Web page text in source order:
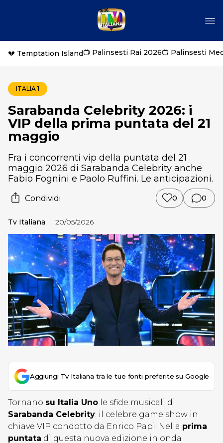
💔 Temptation Island📺 Palinsesti Rai 2026📺 Palinsesti
ITALIA 1
Sarabanda Celebrity 2026: i
VIP della prima puntata del 21
maggio
Fra i concorrenti vip della puntata del 21
maggio 2026 di Sarabanda Celebrity anche
Fabio Fognini e Paolo Ruffini. Le anticipazioni.
Condividi 0 0
Tv Italiana 20/05/2026
Aggiungi Tv Italiana tra le tue fonti preferite su Google
Tornano su Italia Uno le sfide musicali di
Sarabanda Celebrity: il celebre game show in
chiave VIP condotto da Enrico Papi. Nella prima
puntata di questa nuova edizione in onda